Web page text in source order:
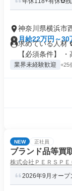
神奈川県横浜市
月給22万円～30
求めている
【必須条件】 ・
業界未経験歓迎 +25
NEW 正社員
ブランド品等買
株式会社ＰＥＲＳＰＥ
2026年9月オープ